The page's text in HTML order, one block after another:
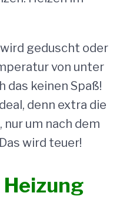
geduscht oder
von unter
das keinen Spaß!
denn extra die
um nach dem
wird teuer!